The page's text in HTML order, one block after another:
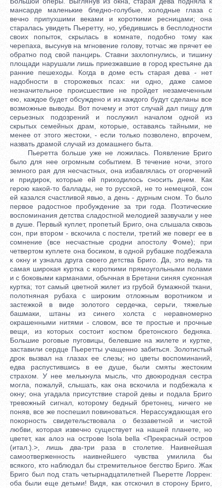
мансарде маленькие бледно-голубые, холодные глаза с
вечно припухшими веками и короткими ресницами; она
старалась увидеть Пьеретту, но, убедившись в бесплодности
своих попыток, скрылась в комнате, подобно тому как
черепаха, высунув на мгновение голову, тотчас же прячет ее
обратно под свой панцирь. Ставни захлопнулись, и тишину
площади нарушали лишь приезжавшие в город крестьяне да
ранние пешеходы. Когда в доме есть старая дева - нет
надобности в сторожевых псах: ни одно, даже самое
незначительное происшествие не пройдет незамеченным
ею, каждое будет обсуждено и из каждого будут сделаны все
возможные выводы. Вот почему и этот случай дал пищу для
серьезных подозрений и послужил началом одной из
скрытых семейных драм, которые, оставаясь тайными, не
менее от этого жестоки, - если только позволено, впрочем,
назвать драмой случай из домашнего быта.
Пьеретта больше уже не ложилась. Появление Бриго
было для нее огромным событием. В течение ночи, этого
земного рая для несчастных, она избавлялась от огорчений
и придирок, которые ей приходилось сносить днем. Как
герою какой-то баллады, не то русской, не то немецкой, сон
ей казался счастливой явью, а день - дурным сном. То было
первое радостное пробуждение за три года. Поэтические
воспоминания детства сладостной мелодией зазвучали у нее
в душе. Первый куплет, пропетый Бриго, она слышала сквозь
сон, при втором - вскочила с постели, третий же поверг ее в
сомнение (все несчастные сродни апостолу Фоме); при
четвертом куплете она босиком, в одной рубашке подбежала
к окну и узнала друга своего детства Бриго. Да, это ведь та
самая широкая куртка с короткими прямоугольными полами
и с боковыми карманами, обычная в Бретани синяя суконная
куртка; тот самый цветной жилет из грубой бумажной ткани,
полотняная рубаха с широким отложным воротником и
застежкой в виде золотого сердечка, серьги, тяжелые
башмаки, штаны из синего холста с неравномерно
окрашенными нитями - словом, все те простые и прочные
вещи, из которых состоит костюм бретонского бедняка.
Большие роговые пуговицы, белевшие на жилете и куртке,
заставили сердце Пьеретты учащенно забиться. Золотистый
дрок вызвал на глазах ее слезы; но цветы воспоминаний,
едва распустившись в ее душе, были смяты жестоким
страхом. У нее мелькнула мысль, что двоюродная сестра
могла, пожалуй, слышать, как она вскочила и подбежала к
окну; она угадала присутствие старой девы и подала Бриго
тревожный сигнал, которому бедный бретонец, ничего не
поняв, все же поспешил повиноваться. Нерассуждающая его
покорность свидетельствовала о беззаветной и чистой
любви, которая извечно существует на нашей планете, но
цветет, как алоэ на острове Isola bella <Прекрасный остров
(итал.).>, лишь два-три раза в столетие. Наивнейшая
самоотверженность наивнейшего чувства умилила бы
всякого, кто наблюдал бы стремительное бегство Бриго. Жак
Бриго был под стать четырнадцатилетней Пьеретте Лоррен:
оба были еще детьми! Видя, как отскочил в сторону Бриго,